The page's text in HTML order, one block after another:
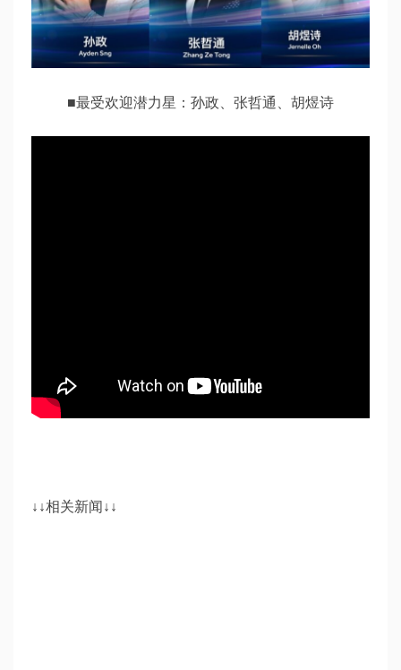
■最受欢迎潜力星：孙政、张哲通、胡煜诗
↓↓相关新闻↓↓